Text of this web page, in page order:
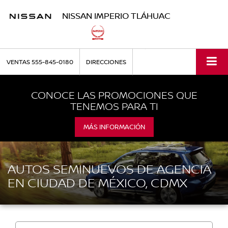
NISSAN IMPERIO TLÁHUAC
VENTAS555-845-0180 DIRECCIONES
CONOCE LAS PROMOCIONES QUE
TENEMOS PARA TI
MÁS INFORMACIÓN
AUTOS SEMINUEVOS DE AGENCIA
EN CIUDAD DE MÉXICO, CDMX